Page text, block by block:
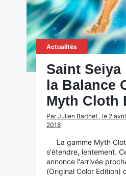
Actualités
Saint
la Balance
Myth Cloth
Par Julien Barthet , le 2
2018
La gamme Myth
s'étendre, lentement.
annonce l'arrivée
(Original Color Edition)